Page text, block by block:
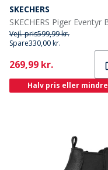
SKECHERS
Vejl. pris599,99 kr.
Spare330,00 kr.
Current
269,99 kr.
Halv pris eller mindre